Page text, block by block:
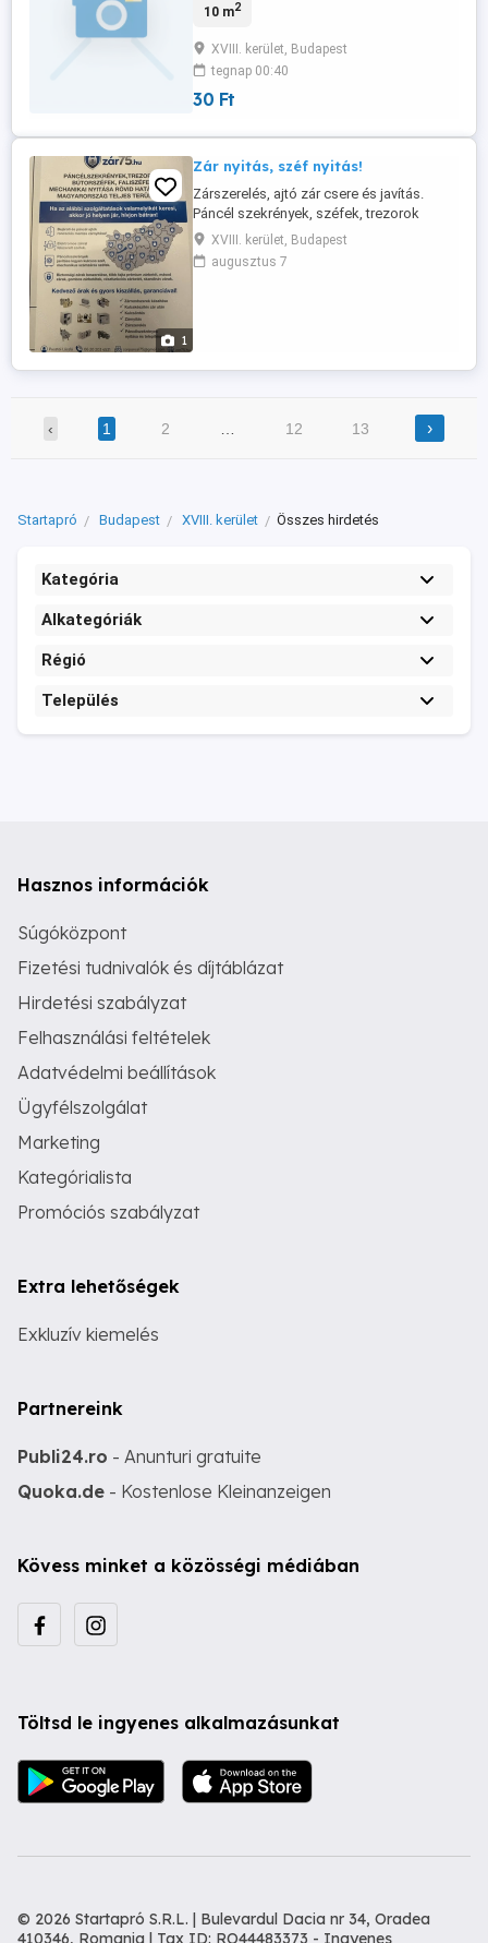
költözésel kiadó Mindent megtudunk
10 m2
XVIII. kerület, Budapest
tegnap 00:40
30 Ft
1
Zár nyitás, széf nyitás!
Zárszerelés, ajtó zár csere és javítás.
Páncél szekrények, széfek, trezorok
nyitása, 2 évtizedes szakmai
tapasztalattal, rövid határidővel! Hívjon
bizalommal. tel: 06 20 203 4531 web:
XVIII. kerület, Budapest
augusztus 7
‹ 1 2 12 13 ›
Startapró Budapest XVIII. kerület Összes hirdetés
Kategória
Alkategóriák
Régió
Település
Hasznos információk
Súgóközpont
Fizetési tudnivalók és díjtáblázat
Hirdetési szabályzat
Felhasználási feltételek
Adatvédelmi beállítások
Ügyfélszolgálat
Marketing
Kategórialista
Promóciós szabályzat
Extra lehetőségek
Exkluzív kiemelés
Partnereink
Publi24.ro - Anunturi gratuite
Quoka.de - Kostenlose Kleinanzeigen
Kövess minket a közösségi médiában
Töltsd le ingyenes alkalmazásunkat
© 2026 Startapró S.R.L. | Bulevardul Dacia nr 34, Oradea
410346, Romania | Tax ID: RO44483373 - Ingyenes